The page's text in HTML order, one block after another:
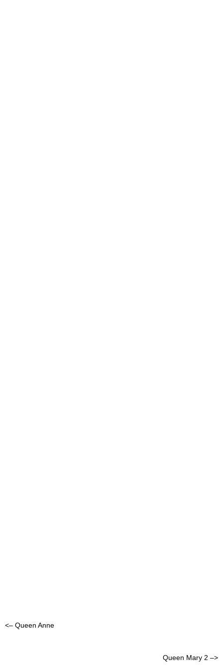
<– Queen Anne
Queen Mary 2 –>